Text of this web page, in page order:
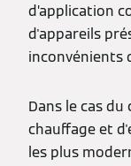
d’application
d'appareils
inconvénients
Dans le cas
chauffage et
les plus